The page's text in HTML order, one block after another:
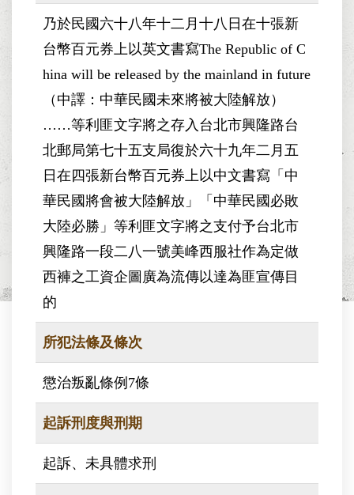
乃於民國六十八年十二月十八日在十張新
台幣百元券上以英文書寫The Republic of C
hina will be released by the mainland in future
（中譯：中華民國未來將被大陸解放）
……等利匪文字將之存入台北市興隆路台
北郵局第七十五支局復於六十九年二月五
日在四張新台幣百元券上以中文書寫「中
華民國將會被大陸解放」「中華民國必敗
大陸必勝」等利匪文字將之支付予台北市
興隆路一段二八一號美峰西服社作為定做
西褲之工資企圖廣為流傳以達為匪宣傳目
的
所犯法條及條次
懲治叛亂條例7條
起訴刑度與刑期
起訴、未具體求刑